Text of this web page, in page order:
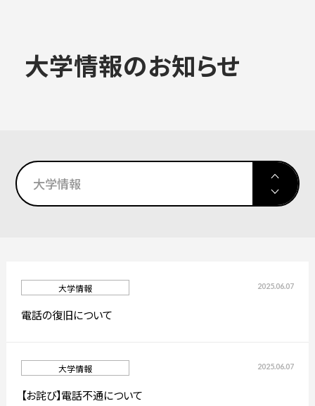
大学院
学生生活・就職
入試情報
大学情報のお知らせ
大学情報
ALL
入試情報
大学院
通信制大学院
2025.06.07
大学情報
電話の復旧について
2025.06.07
大学情報
【お詫び】電話不通について